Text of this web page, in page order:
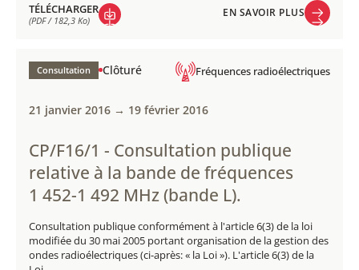
TÉLÉCHARGER
(PDF / 182,3 Ko)
(PDF / 182,3 Ko)
EN SAVOIR PLUS
Consultation Clôturé Fréquences radioélectriques
21 janvier 2016 → 19 février 2016
CP/F16/1 - Consultation publique
relative à la bande de fréquences
1 452-1 492 MHz (bande L).
Consultation publique conformément à l'article 6(3) de la loi
modifiée du 30 mai 2005 portant organisation de la gestion des
ondes radioélectriques (ci-après: « la Loi »). L'article 6(3) de la